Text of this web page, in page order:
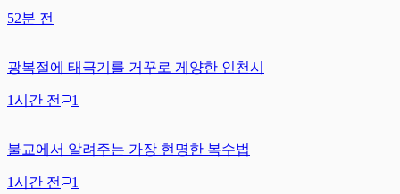
52분 전
광복절에 태극기를 거꾸로 게양한 인천시
1시간 전 1
불교에서 알려주는 가장 현명한 복수법
1시간 전 1